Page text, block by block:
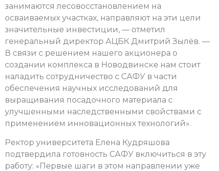
занимаются лесовосстановлением на
осваиваемых участках, направляют на эти цели
значительные инвестиции, — отметил
генеральный директор АЦБК Дмитрий Зылёв. —
В связи с решением нашего акционера о
создании комплекса в Новодвинске нам стоит
наладить сотрудничество с САФУ в части
обеспечения научных исследований для
выращивания посадочного материала с
улучшенными наследственными свойствами с
применением инновационных технологий».
Ректор университета Елена Кудряшова
подтвердила готовность САФУ включиться в эту
работу: «Первые шаги в этом направлении уже